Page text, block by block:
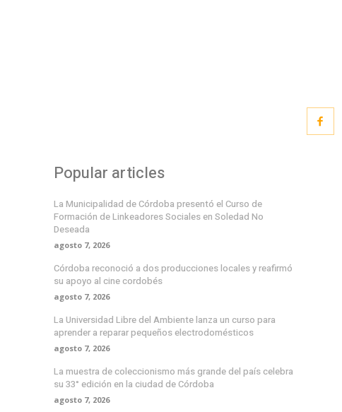
Popular articles
La Municipalidad de Córdoba presentó el Curso de
Formación de Linkeadores Sociales en Soledad No
Deseada
agosto 7, 2026
Córdoba reconoció a dos producciones locales y reafirmó
su apoyo al cine cordobés
agosto 7, 2026
La Universidad Libre del Ambiente lanza un curso para
aprender a reparar pequeños electrodomésticos
agosto 7, 2026
La muestra de coleccionismo más grande del país celebra
su 33° edición en la ciudad de Córdoba
agosto 7, 2026